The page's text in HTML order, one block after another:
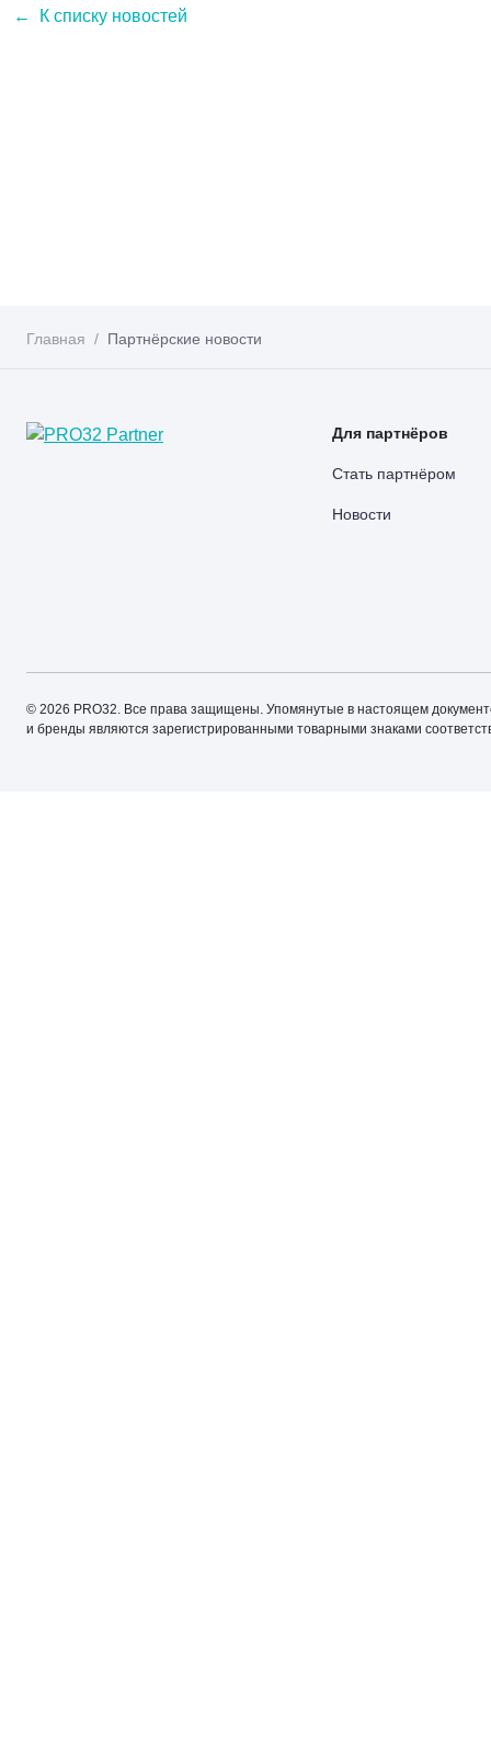
К списку новостей
Главная Партнёрские новости
Для партнёров
Стать партнёром
Новости
© 2026 PRO32. Все права защищены. Упомянутые в настоящем
и бренды являются зарегистрированными товарными знаками